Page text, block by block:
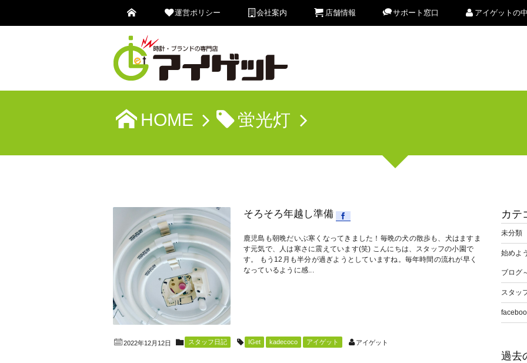
運営ポリシー 会社案内 店舗情報 サポート窓口 アイゲットの
HOME 蛍光灯
そろそろ年越し準備
鹿児島も朝晩だいぶ寒くなってきました！毎晩の犬の散歩も、犬はますま
す元気で、人は寒さに震えています(笑) こんにちは、スタッフの小園で
す。 もう12月も半分が過ぎようとしていますね。毎年時間の流れが早く
なっているように感...
2022年12月12日 スタッフ日記 IGet kadecoco アイゲット アイゲット
カテ
未分類
始めよ
ブログ
スタッ
過去